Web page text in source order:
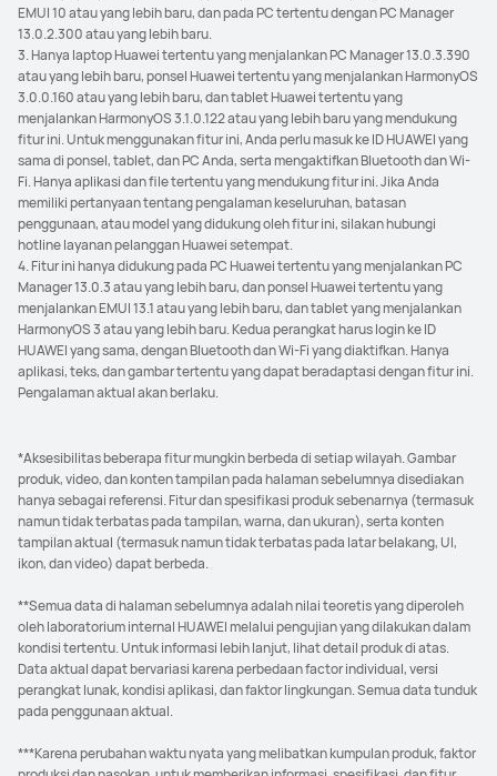
EMUI 10 atau yang lebih baru, dan pada PC tertentu dengan PC Manager
13.0.2.300 atau yang lebih baru.
3. Hanya laptop Huawei tertentu yang menjalankan PC Manager 13.0.3.390
atau yang lebih baru, ponsel Huawei tertentu yang menjalankan HarmonyOS
3.0.0.160 atau yang lebih baru, dan tablet Huawei tertentu yang
menjalankan HarmonyOS 3.1.0.122 atau yang lebih baru yang mendukung
fitur ini. Untuk menggunakan fitur ini, Anda perlu masuk ke ID HUAWEI yang
sama di ponsel, tablet, dan PC Anda, serta mengaktifkan Bluetooth dan Wi-
Fi. Hanya aplikasi dan file tertentu yang mendukung fitur ini. Jika Anda
memiliki pertanyaan tentang pengalaman keseluruhan, batasan
penggunaan, atau model yang didukung oleh fitur ini, silakan hubungi
hotline layanan pelanggan Huawei setempat.
4. Fitur ini hanya didukung pada PC Huawei tertentu yang menjalankan PC
Manager 13.0.3 atau yang lebih baru, dan ponsel Huawei tertentu yang
menjalankan EMUI 13.1 atau yang lebih baru, dan tablet yang menjalankan
HarmonyOS 3 atau yang lebih baru. Kedua perangkat harus login ke ID
HUAWEI yang sama, dengan Bluetooth dan Wi-Fi yang diaktifkan. Hanya
aplikasi, teks, dan gambar tertentu yang dapat beradaptasi dengan fitur ini.
Pengalaman aktual akan berlaku.
*Aksesibilitas beberapa fitur mungkin berbeda di setiap wilayah. Gambar
produk, video, dan konten tampilan pada halaman sebelumnya disediakan
hanya sebagai referensi. Fitur dan spesifikasi produk sebenarnya (termasuk
namun tidak terbatas pada tampilan, warna, dan ukuran), serta konten
tampilan aktual (termasuk namun tidak terbatas pada latar belakang, UI,
ikon, dan video) dapat berbeda.
**Semua data di halaman sebelumnya adalah nilai teoretis yang diperoleh
oleh laboratorium internal HUAWEI melalui pengujian yang dilakukan dalam
kondisi tertentu. Untuk informasi lebih lanjut, lihat detail produk di atas.
Data aktual dapat bervariasi karena perbedaan factor individual, versi
perangkat lunak, kondisi aplikasi, dan faktor lingkungan. Semua data tunduk
pada penggunaan aktual.
***Karena perubahan waktu nyata yang melibatkan kumpulan produk, faktor